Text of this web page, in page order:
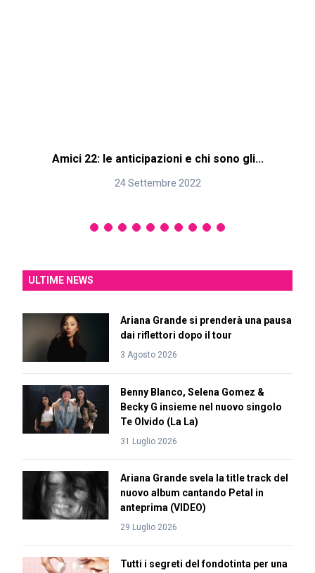
Amici 22: le anticipazioni e chi sono gli...
24 Settembre 2022
ULTIME NEWS
Ariana Grande si prenderà una pausa
dai riflettori dopo il tour
3 Agosto 2026
Benny Blanco, Selena Gomez &
Becky G insieme nel nuovo singolo
Te Olvido (La La)
31 Luglio 2026
Ariana Grande svela la title track del
nuovo album cantando Petal in
anteprima (VIDEO)
29 Luglio 2026
Tutti i segreti del fondotinta per una